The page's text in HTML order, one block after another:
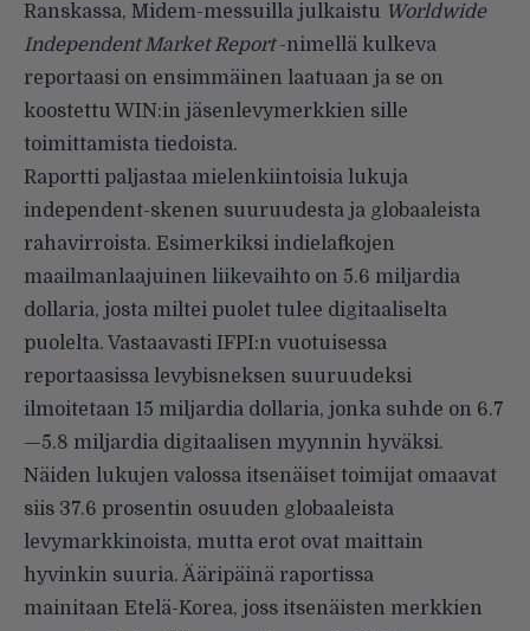
Ranskassa, Midem-messuilla julkaistu Worldwide
Independent Market Report-nimellä kulkeva
reportaasi on ensimmäinen laatuaan ja se on
koostettu WIN:in jäsenlevymerkkien sille
toimittamista tiedoista.
Raportti paljastaa mielenkiintoisia lukuja
independent-skenen suuruudesta ja globaaleista
rahavirroista. Esimerkiksi indielafkojen
maailmanlaajuinen liikevaihto on 5.6 miljardia
dollaria, josta miltei puolet tulee digitaaliselta
puolelta. Vastaavasti IFPI:n vuotuisessa
reportaasissa levybisneksen suuruudeksi
ilmoitetaan 15 miljardia dollaria, jonka suhde on 6.7
—5.8 miljardia digitaalisen myynnin hyväksi.
Näiden lukujen valossa itsenäiset toimijat omaavat
siis 37.6 prosentin osuuden globaaleista
levymarkkinoista, mutta erot ovat maittain
hyvinkin suuria. Ääripäinä raportissa
mainitaan Etelä-Korea, joss itsenäisten merkkien